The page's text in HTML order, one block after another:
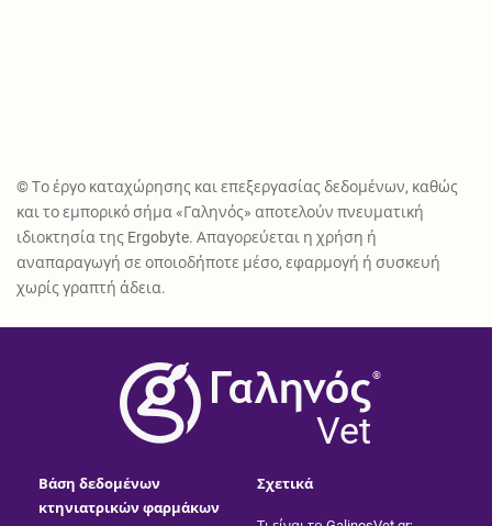
© Το έργο καταχώρησης και επεξεργασίας δεδομένων, καθώς
και το εμπορικό σήμα «Γαληνός» αποτελούν πνευματική
ιδιοκτησία της Ergobyte. Απαγορεύεται η χρήση ή
αναπαραγωγή σε οποιοδήποτε μέσο, εφαρμογή ή συσκευή
χωρίς γραπτή άδεια.
®
Vet
Βάση δεδομένων
κτηνιατρικών φαρμάκων
Σχετικά